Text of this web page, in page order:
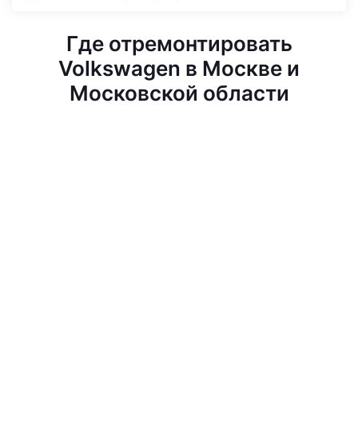
Где отремонтировать
Volkswagen в Москве и
Московской области